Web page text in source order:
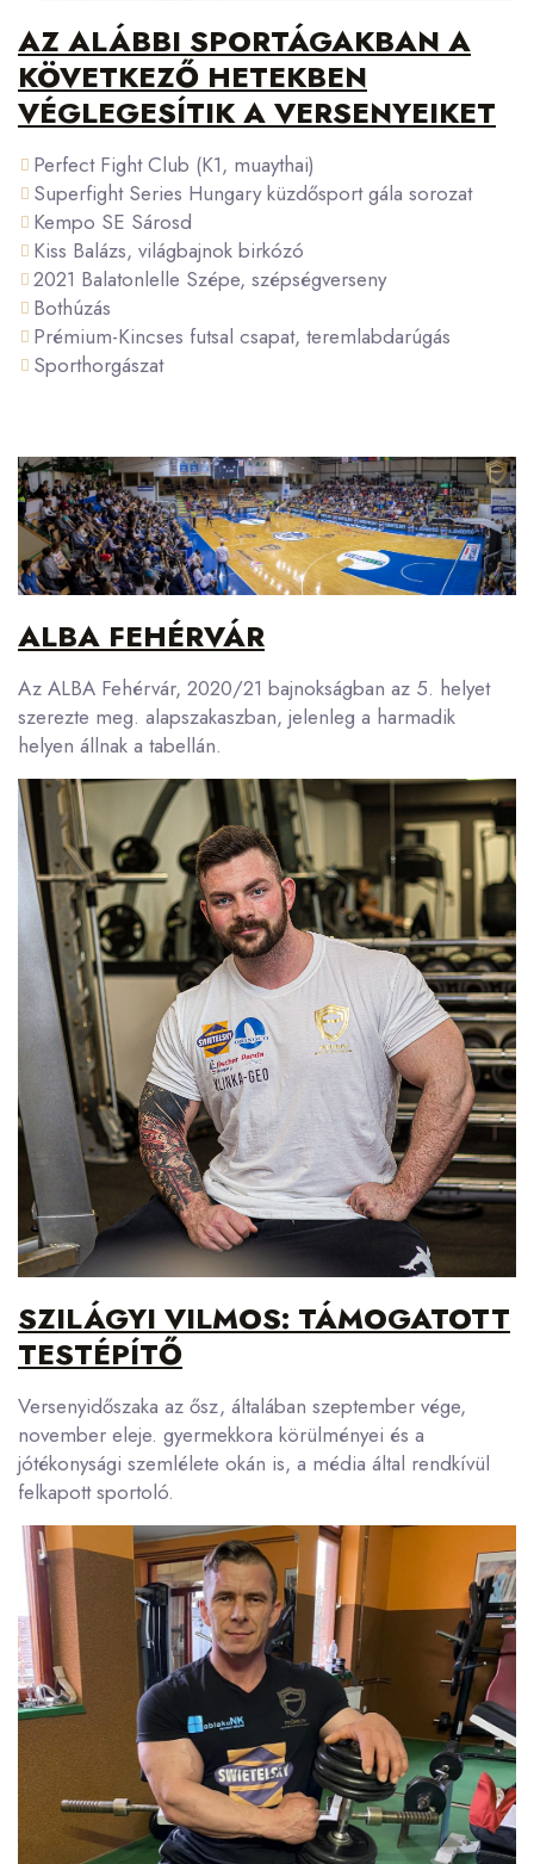
AZ ALÁBBI SPORTÁGAKBAN A
KÖVETKEZŐ HETEKBEN
VÉGLEGESÍTIK A VERSENYEIKET
Perfect Fight Club (K1, muaythai)
Superfight Series Hungary küzdősport gála sorozat
Kempo SE Sárosd
Kiss Balázs, világbajnok birkózó
2021 Balatonlelle Szépe, szépségverseny
Bothúzás
Prémium-Kincses futsal csapat, teremlabdarúgás
Sporthorgászat
ALBA FEHÉRVÁR
Az ALBA Fehérvár, 2020/21 bajnokságban az 5. helyet
szerezte meg. alapszakaszban, jelenleg a harmadik
helyen állnak a tabellán.
SZILÁGYI VILMOS: TÁMOGATOTT
TESTÉPÍTŐ
Versenyidőszaka az ősz, általában szeptember vége,
november eleje. gyermekkora körülményei és a
jótékonysági szemlélete okán is, a média által rendkívül
felkapott sportoló.